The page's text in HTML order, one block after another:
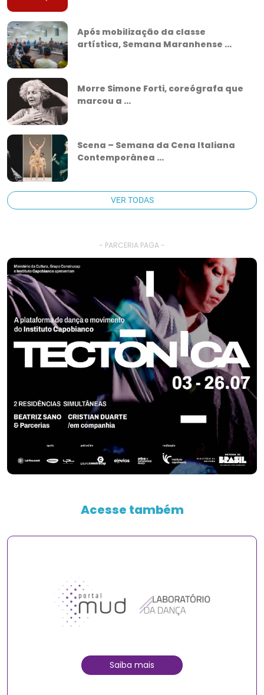
Após mobilização da classe
artística, Semana Maranhense ...
Morre Simone Forti, coreógrafa que
marcou a ...
Scena – Semana da Cena Italiana
Contemporânea ...
VER TODAS
- PARCERIA PAGA -
Acesse também
Saiba mais